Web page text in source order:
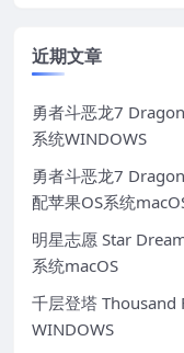
近期文章
勇者斗恶龙7
系统WINDOWS
勇者斗恶龙7
配苹果OS系统
明星志愿 Star
系统macOS
千层登塔 Thousand
WINDOWS